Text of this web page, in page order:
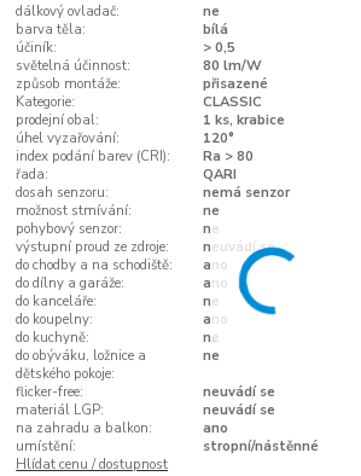
dálkový ovladač:
ne
barva těla:
bílá
účiník:
> 0,5
světelná účinnost:
80 lm/W
způsob montáže:
přisazené
Kategorie:
CLASSIC
prodejní obal:
1 ks, krabice
úhel vyzařování:
120°
index podání barev (CRI):
Ra > 80
řada:
QARI
dosah senzoru:
nemá senzor
možnost stmívání:
ne
pohybový senzor:
ne
výstupní proud ze zdroje:
neuvádí se
do chodby a na schodiště:
ano
do dílny a garáže:
ano
do kanceláře:
ne
do koupelny:
ano
do kuchyně:
ne
do obýváku, ložnice a
dětského pokoje:
ne
flicker-free:
neuvádí se
materiál LGP:
neuvádí se
na zahradu a balkon:
ano
umístění:
stropní/nástěnné
Hlídat cenu / dostupnost